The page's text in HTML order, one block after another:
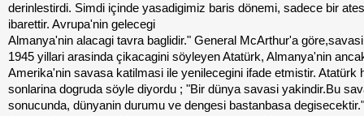
derinlestirdi. Simdi içinde yasadigimiz baris dönemi, sadece bir
ibarettir. Avrupa'nin gelecegi
Almanya'nin alacagi tavra baglidir." General McArthur'a
1945 yillari arasinda çikacagini söyleyen Atatürk, Almanya'nin
Amerika'nin savasa katilmasi ile yenilecegini ifade etmistir. Atatürk
sonlarina dogruda söyle diyordu ; "Bir dünya savasi yakindir.Bu
sonucunda, dünyanin durumu ve dengesi bastanbasa degisecektir."